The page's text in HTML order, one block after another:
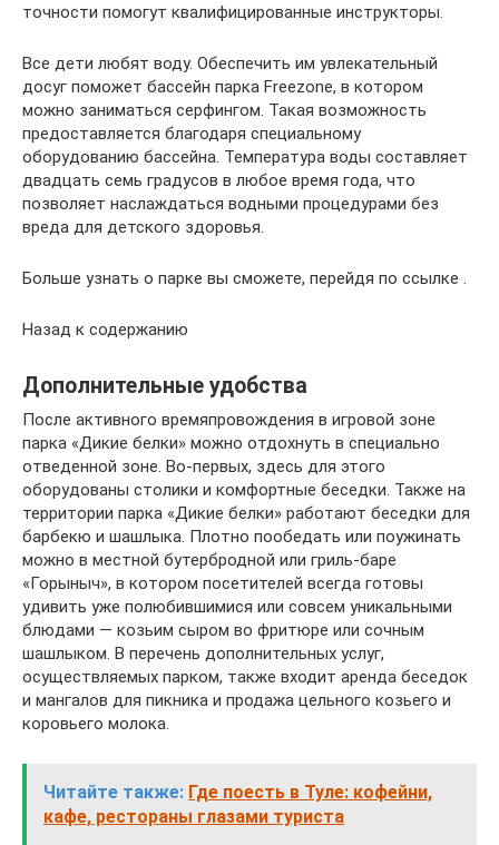
точности помогут квалифицированные инструкторы.
Все дети любят воду. Обеспечить им увлекательный
досуг поможет бассейн парка Freezone, в котором
можно заниматься серфингом. Такая возможность
предоставляется благодаря специальному
оборудованию бассейна. Температура воды составляет
двадцать семь градусов в любое время года, что
позволяет наслаждаться водными процедурами без
вреда для детского здоровья.
Больше узнать о парке вы сможете, перейдя по ссылке .
Назад к содержанию
Дополнительные удобства
После активного времяпровождения в игровой зоне
парка «Дикие белки» можно отдохнуть в специально
отведенной зоне. Во-первых, здесь для этого
оборудованы столики и комфортные беседки. Также на
территории парка «Дикие белки» работают беседки для
барбекю и шашлыка. Плотно пообедать или поужинать
можно в местной бутербродной или гриль-баре
«Горыныч», в котором посетителей всегда готовы
удивить уже полюбившимися или совсем уникальными
блюдами — козьим сыром во фритюре или сочным
шашлыком. В перечень дополнительных услуг,
осуществляемых парком, также входит аренда беседок
и мангалов для пикника и продажа цельного козьего и
коровьего молока.
Читайте также: Где поесть в Туле: кофейни,
кафе, рестораны глазами туриста